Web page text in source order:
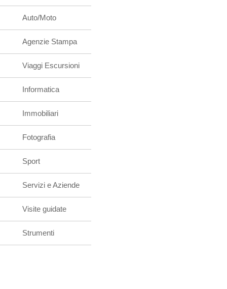
Auto/Moto
Agenzie Stampa
Viaggi Escursioni
Informatica
Immobiliari
Fotografia
Sport
Servizi e Aziende
Visite guidate
Strumenti